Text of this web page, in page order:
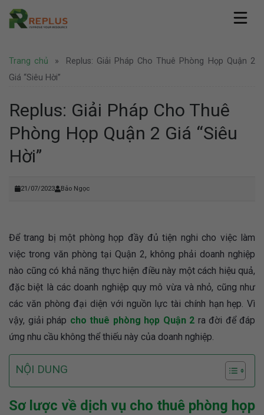
Skip
Giới thiệu
Hồ sơ năng lực
Coworking Space
Thuê chỗ ngồi làm việc
Văn phòng trọn gói
Thuê phòng họp
Văn phòng Hà Nội
Thành lập công ty
Thành lập công ty nước ngoài
Tư vấn pháp lý
Bảo hộ thương hiệu
Tin tức
Văn phòng
Doanh nghiệp
Khuyến mãi
Tuyển dụng
Hình ảnh
Địa điểm Thành Phố Hồ Chí Minh
Địa điểm nước ngoài
Liên hệ
Trang chủ »
Replus: Giải Pháp Cho Thuê Phòng Họp Quận 2
Giá “siêu Hời”
Replus: Giải Pháp Cho Thuê
Phòng Họp Quận 2 Giá “siêu
Hời”
21/07/2023 Bảo Ngọc
Để trang bị một phòng họp đầy đủ tiện nghi cho việc làm
việc trong văn phòng tại Quận 2, không phải doanh nghiệp
nào cũng có khả năng thực hiện điều này một cách hiệu quả,
đặc biệt là các doanh nghiệp quy mô vừa và nhỏ, cũng như
các văn phòng đại diện với nguồn lực tài chính hạn hẹp. Vì
vậy, giải pháp cho thuê phòng họp Quận 2 ra đời để đáp
ứng nhu cầu không thể thiếu này của doanh nghiệp.
NỘI DUNG
Sơ lược về dịch vụ cho thuê phòng họp